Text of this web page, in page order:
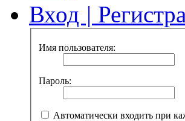
Вход |
Имя пользователя:
Пароль:
Автоматически входить при